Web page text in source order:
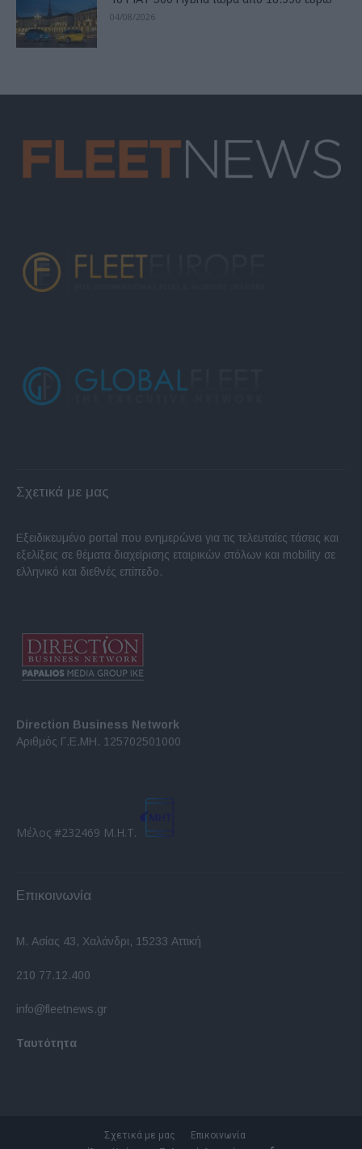
04/08/2026
Σχετικά με μας
Εξειδικευμένο portal που ενημερώνει για τις τελευταίες τάσεις και
εξελίξεις σε θέματα διαχείρισης εταιρικών στόλων και mobility σε
ελληνικό και διεθνές επίπεδο.
Direction Business Network
Αριθμός Γ.Ε.ΜΗ. 125702501000
Μέλος #232469 Μ.Η.Τ.
Επικοινωνία
Μ. Ασίας 43, Χαλάνδρι, 15233 Αττική
210 77.12.400
info@fleetnews.gr
Ταυτότητα
Σχετικά με μας
Επικοινωνία